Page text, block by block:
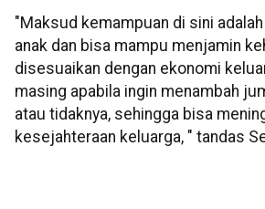
"Maksud kemampuan di sini
anak dan bisa mampu menjamin
disesuaikan dengan ekonomi
masing apabila ingin menambah
atau tidaknya, sehingga bisa
kesejahteraan keluarga, " tandas